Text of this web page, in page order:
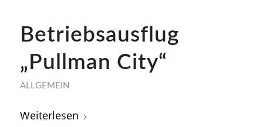
Betriebsausflug
„Pullman City“
ALLGEMEIN
Weiterlesen